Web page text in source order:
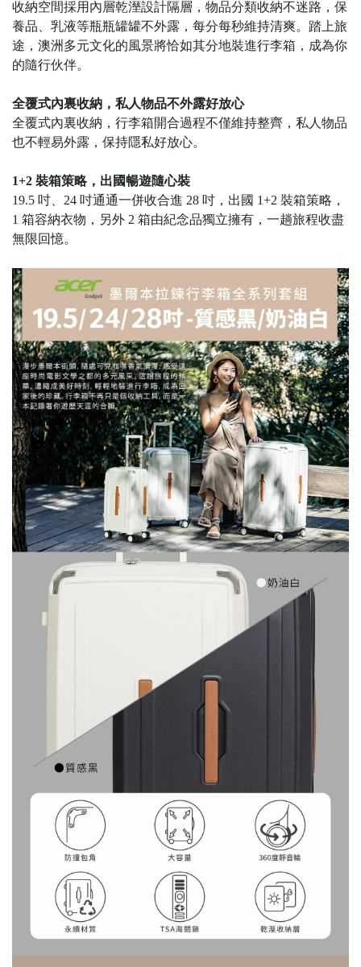
收納空間採用內層乾溼設計隔層，物品分類收納不迷路，保
養品、乳液等瓶瓶罐罐不外露，每分每秒維持清爽。踏上旅
途，澳洲多元文化的風景將恰如其分地裝進行李箱，成為你
的隨行伙伴。
全覆式內裏收納，私人物品不外露好放心
全覆式內裏收納，行李箱開合過程不僅維持整齊，私人物品
也不輕易外露，保持隱私好放心。
1+2 裝箱策略，出國暢遊隨心裝
19.5 吋、24 吋通通一併收合進 28 吋，出國 1+2 裝箱策略，
1 箱容納衣物，另外 2 箱由紀念品獨立擁有，一趟旅程收盡
無限回憶。